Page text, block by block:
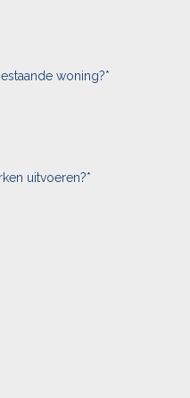
woning?*
uitvoeren?*